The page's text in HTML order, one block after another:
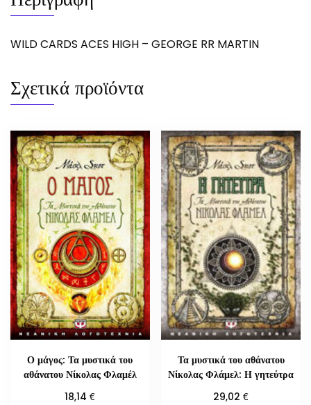
WILD CARDS ACES HIGH – GEORGE RR MARTIN
Σχετικά προϊόντα
Ο μάγος: Τα μυστικά του
αθάνατου Νίκολας Φλαμέλ
18,14€
Τα μυστικά του αθάνατου
Νίκολας Φλάμελ: Η γητεύτρα
29,02€